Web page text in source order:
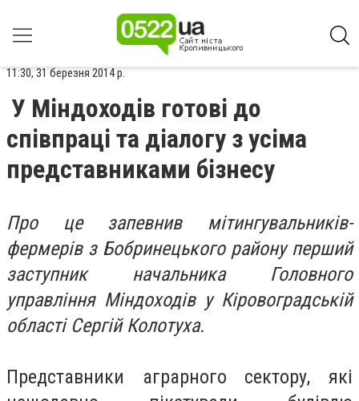
11:30, 31 березня 2014 р.
У Міндоходів готові до
співпраці та діалогу з усіма
представниками бізнесу
Про це запевнив мітингувальників-
фермерів з Бобринецького району перший
заступник начальника Головного
управління Міндоходів у Кіровоградській
області Сергій Колотуха.
Представники аграрного сектору, які